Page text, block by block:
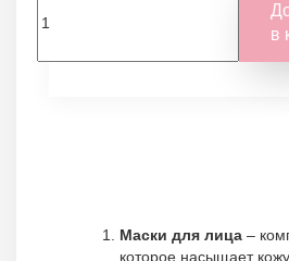
в
Маски для лица –
которое насыщает